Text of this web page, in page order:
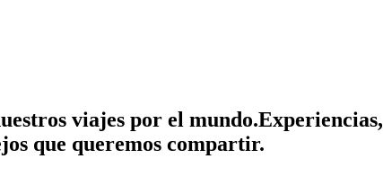
viajes por el mundo.Experiencias,
que queremos compartir.